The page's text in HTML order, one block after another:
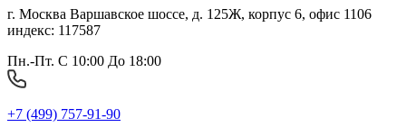
г. Москва Варшавское шоссе, д. 125Ж, корпус 6, офис 1106
индекс: 117587
Пн.-Пт. С 10:00 До 18:00
+7 (499) 757-91-90